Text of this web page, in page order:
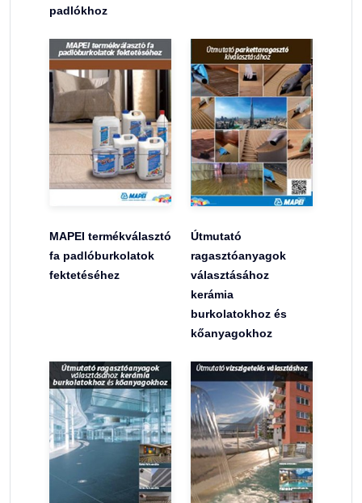
padlókhoz
MAPEI termékválasztó
fa padlóburkolatok
fektetéséhez
Útmutató
ragasztóanyagok
választásához
kerámia
burkolatokhoz és
kőanyagokhoz